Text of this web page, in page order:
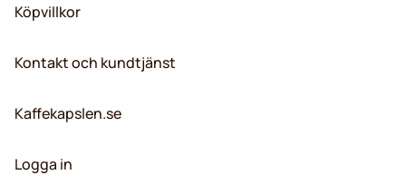
Köpvillkor
Kontakt och kundtjänst
Kaffekapslen.se
Logga in